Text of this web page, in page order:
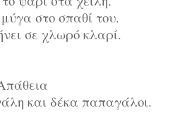
στο σπαθί του.
σε χλωρό κλαρί.
και δέκα παπαγάλοι.